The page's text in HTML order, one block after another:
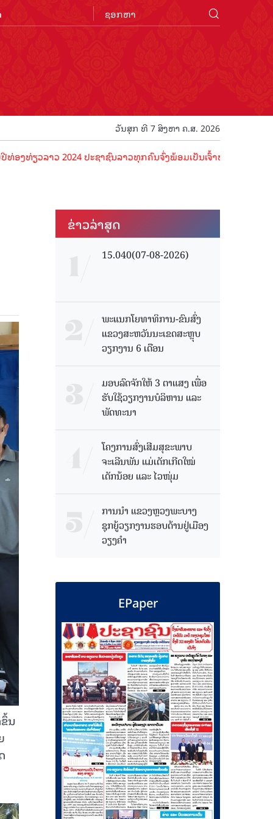
ວັນສຸກ ທີ 7 ສິງຫາ ຄ.ສ. 2026
ວ 2024 ປະຊາຊົນລາວທຸກຄົນຈົ່ງພ້ອມເປັນເຈົ້າພາບທີ່ດີ ຕ້ອນຮັບນັກທ່ອ
ນ
ຂ່າວ​ລ່າ​ສຸດ
15.040(07-08-2026)
ພະແນກໂຍທາທິການ-ຂົນສົ່ງ
ແຂວງສະຫວັນນະເຂດສະຫຼຸບ
ວຽກງານ 6 ເດືອນ
ມອບລົດຈັກໃຫ້ 3 ຕາແສງ ເພື່ອ
ຮັບໃຊ້ວຽກງານບໍລິຫານ ແລະ
ພັດທະນາ
ໂຄງການສົ່ງເສີມສຸຂະພາບ
ຈະເລີນພັນ ແມ່ເດັກເກີດໃໝ່
ເດັກນ້ອຍ ແລະ ໄວໜຸ່ມ
ການນຳ ແຂວງຫຼວງພະບາງ
ຊຸກຍູ້ວຽກງານຮອບດ້ານຢູ່ເມືອງ
ວຽງຄໍາ
EPaper